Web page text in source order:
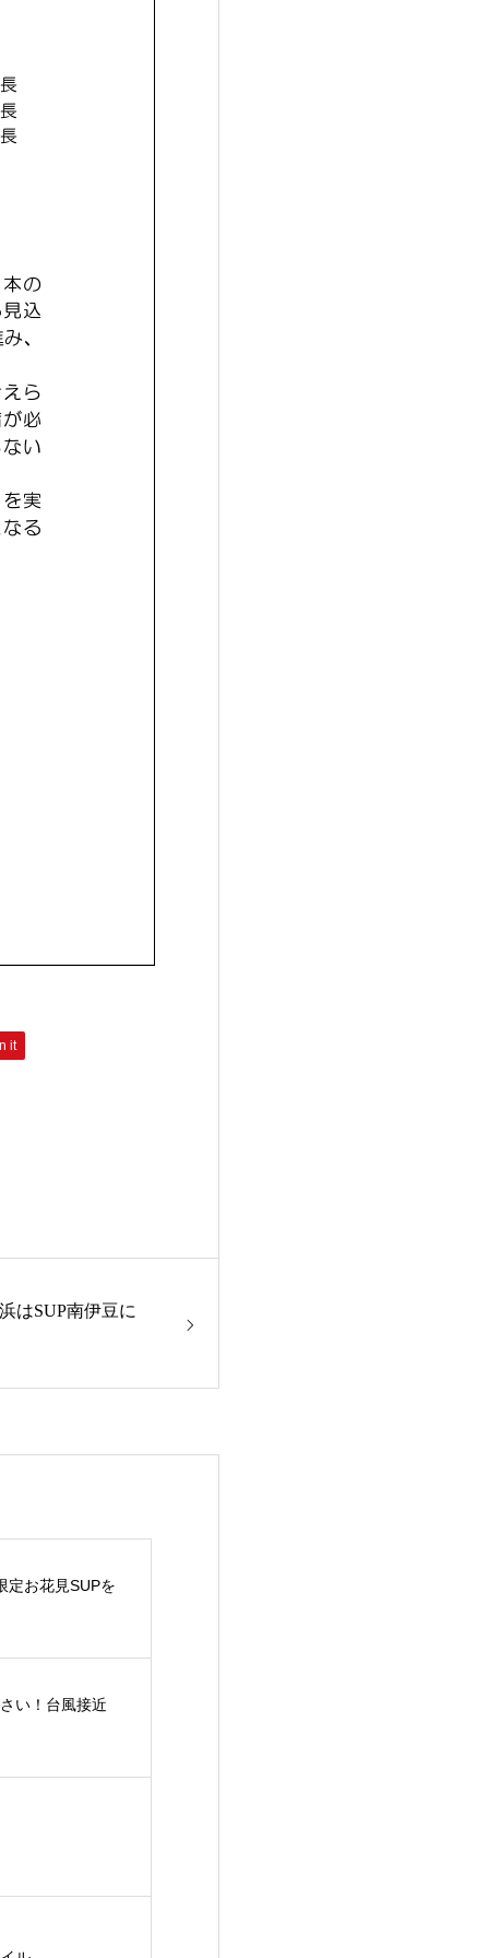
it
はSUP南伊豆に
定お花見SUPを
い！台風接近